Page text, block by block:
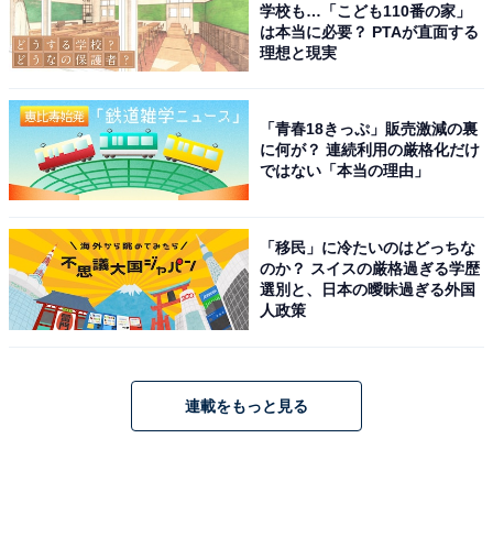
日本語が他国の製品パッケージに？
学校も…「こども110番の家」
は本当に必要？ PTAが直面する
理想と現実
「青春18きっぷ」販売激減の裏
に何が？ 連続利用の厳格化だけ
ではない「本当の理由」
「移民」に冷たいのはどっちな
のか？ スイスの厳格過ぎる学歴
選別と、日本の曖昧過ぎる外国
人政策
連載をもっと見る